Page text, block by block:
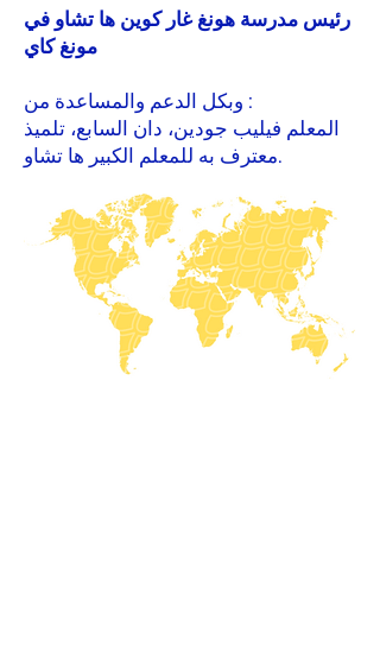
رئيس مدرسة هونغ غار كوين ها تشاو في
مونغ كاي
وبكل الدعم والمساعدة من :
المعلم فيليب جودين، دان السابع، تلميذ
معترف به للمعلم الكبير ها تشاو.